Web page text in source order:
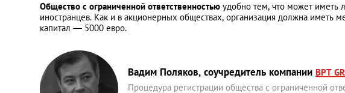
Общество с ограниченной ответственностью удобно тем, что может иметь
иностранцев. Как и в акционерных обществах, организация должна иметь
капитал — 5000 евро.
Вадим Поляков, соучредитель компании BPT
Процедура регистрации общества с ограниченной